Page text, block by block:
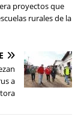
proyectos que
rurales de la
a